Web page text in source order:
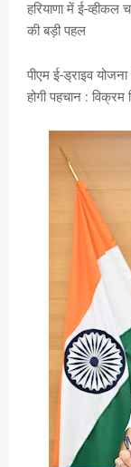
हरियाणा में ई-व्हीकल
की बड़ी पहल
पीएम ई-ड्राइव
होगी पहचान : विक्रम